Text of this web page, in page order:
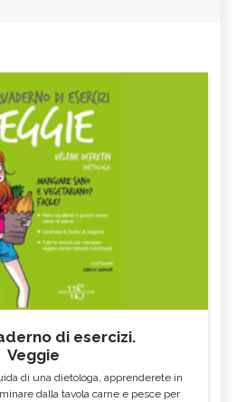
di esercizi.
Veggie
di una dietologa, apprenderete in
dalla tavola carne e pesce per